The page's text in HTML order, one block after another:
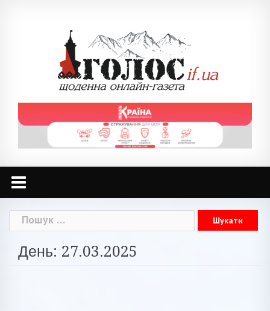
Пошук:
День: 27.03.2025